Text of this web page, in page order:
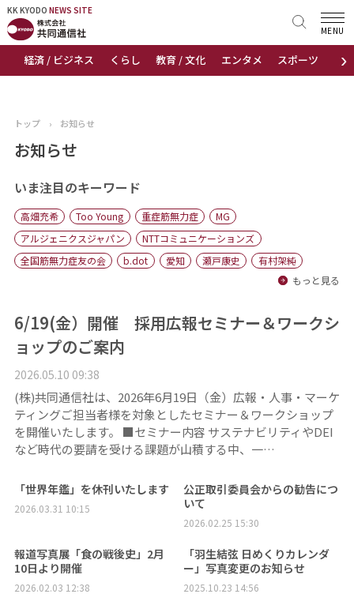
KK KYODO NEWS SITE
›
経済 / ビジネス くらし 教育 / 文化 エンタメ スポーツ 地域
MENU
KK KYODONEWS SITE
トップページ
ニュース
おすすめコンテンツ
出版物
会社概要
トップ › お知らせ
お知らせ
いま注目のキーワード
高畑充希 Too Young 重症筋無力症
MG
アルジェニクスジャパン
NTTコミュニケーションズ
全国筋無力症友の会
b.dot 愛知 瀬戸康史
有村架純
もっと見る
6/19(金）開催 採用広報セミナー＆ワークシ
ョップのご案内
2026.05.10 09:38
(株)共同通信社は、2026年6月19日（金）広報・人事・マーケ
ティングご担当者様を対象としたセミナー＆ワークショップ
を開催いたします。 ■セミナー内容 サステナビリティやDEI
など時代の要請を受ける課題が山積する中、一…
「世界年鑑」を休刊いたします
2026.03.31 10:15
公正取引委員会からの勧告につ
いて
2026.02.25 15:30
報道写真展「食の戦後史」2月
10日より開催
2026.02.03 12:38
「羽生結弦 日めくりカレンダ
ー」写真変更のお知らせ
2025.10.23 14:56